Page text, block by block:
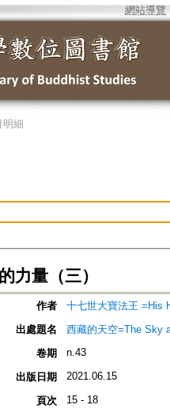
網站導覽
明細
力量（三）
作者
十七世大寶法王 =His
出處題名
西藏的天空=The Sky
卷期
n.43
出版日期 2021.06.15
頁次 15 - 18